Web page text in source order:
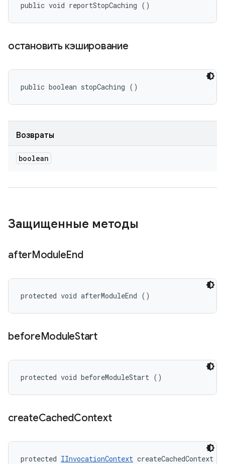
public void reportStopCaching ()
остановить кэширование
public boolean stopCaching ()
Возвраты
boolean
Защищенные методы
afterModuleEnd
protected void afterModuleEnd ()
beforeModuleStart
protected void beforeModuleStart ()
createCachedContext
protected IInvocationContext createCachedContext